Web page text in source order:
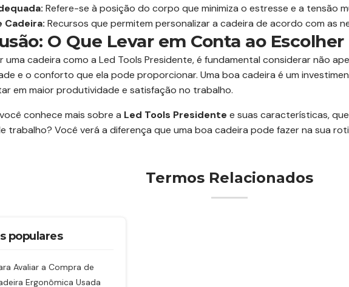
Refere-se à posição do corpo que minimiza o estresse e a tensão
Cadeira: Recursos que permitem personalizar a cadeira de acordo com as
O Que Levar em Conta ao
uma cadeira como a Led Tools Presidente, é fundamental considerar não
e o conforto que ela pode proporcionar. Uma boa cadeira é um
em maior produtividade e satisfação no trabalho.
conhece mais sobre a Led Tools Presidente e suas características,
trabalho? Você verá a diferença que uma boa cadeira pode fazer na sua
Termos Relacionados
populares
Avaliar a Compra de
Ergonômica Usada